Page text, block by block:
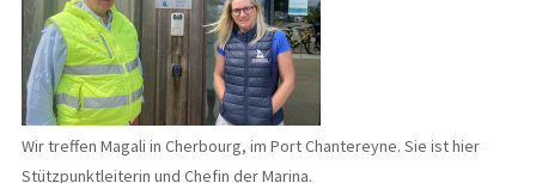
Wir treffen Magali in Cherbourg, im Port Chantereyne. Sie ist hier
Stützpunktleiterin und Chefin der Marina.